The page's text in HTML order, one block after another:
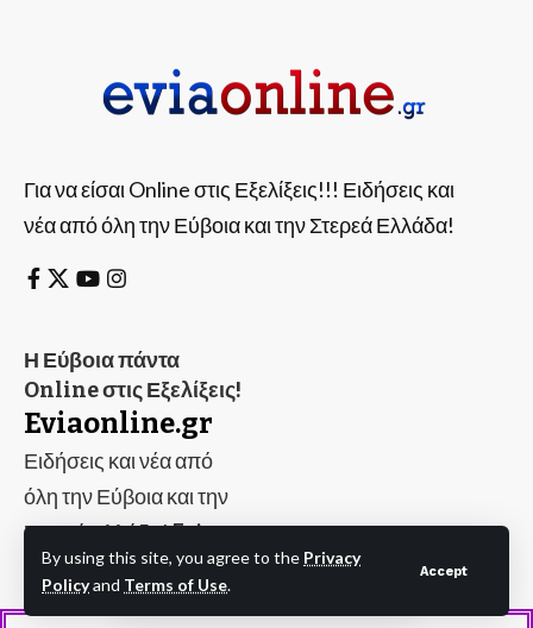
By using this site, you agree to the Privacy
Policyand Terms of Use.
Accept
Για να είσαι Online στις Εξελίξεις!!! Ειδήσεις και
νέα από όλη την Εύβοια και την Στερεά Ελλάδα!
Η Εύβοια πάντα
Online στις Εξελίξεις!
Eviaonline.gr
Ειδήσεις και νέα από
όλη την Εύβοια και την
Στερεά Ελλάδα!Evia
Online